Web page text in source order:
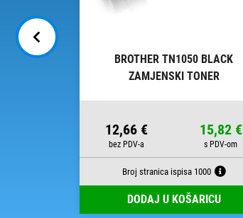
BROTHER TN1050 BLACK
ZAMJENSKI TONER
12,66 € 15,82 €
Broj stranica ispisa 1000
DODAJ U KOŠARICU